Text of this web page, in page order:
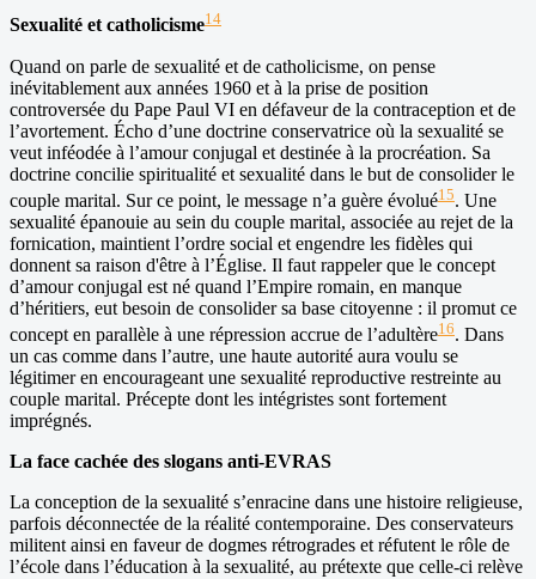
Sexualité et catholicisme14
Quand on parle de sexualité et de catholicisme, on pense
inévitablement aux années 1960 et à la prise de position
controversée du Pape Paul VI en défaveur de la contraception et de
l’avortement. Écho d’une doctrine conservatrice où la sexualité se
veut inféodée à l’amour conjugal et destinée à la procréation. Sa
doctrine concilie spiritualité et sexualité dans le but de consolider le
couple marital. Sur ce point, le message n’a guère évolué15. Une
sexualité épanouie au sein du couple marital, associée au rejet de la
fornication, maintient l’ordre social et engendre les fidèles qui
donnent sa raison d'être à l’Église. Il faut rappeler que le concept
d’amour conjugal est né quand l’Empire romain, en manque
d’héritiers, eut besoin de consolider sa base citoyenne : il promut ce
concept en parallèle à une répression accrue de l’adultère16. Dans
un cas comme dans l’autre, une haute autorité aura voulu se
légitimer en encourageant une sexualité reproductive restreinte au
couple marital. Précepte dont les intégristes sont fortement
imprégnés.
La face cachée des slogans anti-EVRAS
La conception de la sexualité s’enracine dans une histoire religieuse,
parfois déconnectée de la réalité contemporaine. Des conservateurs
militent ainsi en faveur de dogmes rétrogrades et réfutent le rôle de
l’école dans l’éducation à la sexualité, au prétexte que celle-ci relève